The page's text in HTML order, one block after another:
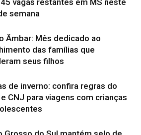
vagas restantes em MS neste
semana
Âmbar: Mês dedicado ao
das famílias que
seus filhos
de inverno: confira regras do
e CNJ para viagens com crianças